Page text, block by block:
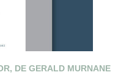
DE GERALD MURNANE